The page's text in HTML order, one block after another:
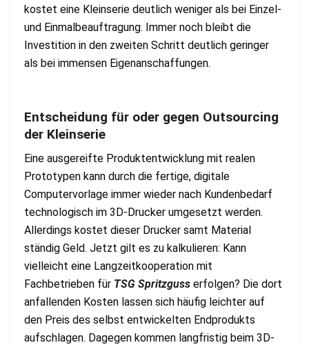
kostet eine Kleinserie deutlich weniger als bei Einzel-
und Einmalbeauftragung. Immer noch bleibt die
Investition in den zweiten Schritt deutlich geringer
als bei immensen Eigenanschaffungen.
Entscheidung für oder gegen Outsourcing
der Kleinserie
Eine ausgereifte Produktentwicklung mit realen
Prototypen kann durch die fertige, digitale
Computervorlage immer wieder nach Kundenbedarf
technologisch im 3D-Drucker umgesetzt werden.
Allerdings kostet dieser Drucker samt Material
ständig Geld. Jetzt gilt es zu kalkulieren: Kann
vielleicht eine Langzeitkooperation mit
Fachbetrieben für TSG Spritzguss erfolgen? Die dort
anfallenden Kosten lassen sich häufig leichter auf
den Preis des selbst entwickelten Endprodukts
aufschlagen. Dagegen kommen langfristig beim 3D-